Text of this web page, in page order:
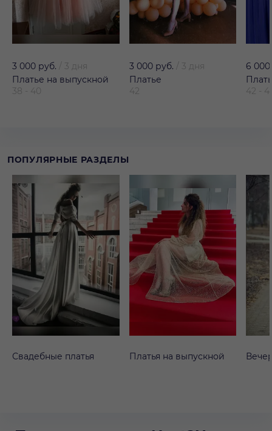
3 000 руб.
3 дня
Платье на выпускной
38 - 40
3 000 руб.
3 дня
Платье
42
6
42 -
ПОПУЛЯРНЫЕ РАЗДЕЛЫ
Свадебные платья Платья на выпускной